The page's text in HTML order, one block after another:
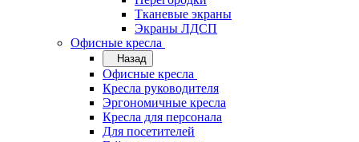
Тканевые экраны
Экраны ЛДСП
Офисные кресла
Назад
Офисные кресла
Кресла руководителя
Эргономичные кресла
Кресла для персонала
Для посетителей